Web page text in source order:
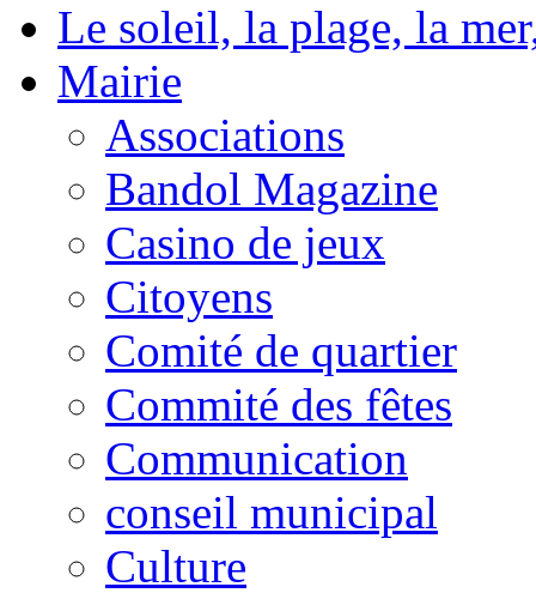
Le soleil, la plage, la
Mairie
Associations
Bandol Magazine
Casino de jeux
Citoyens
Comité de quartier
Commité des fêtes
Communication
conseil municipal
Culture